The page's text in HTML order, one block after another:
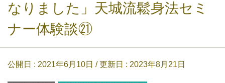
なりました」天城流鬆身法セミ
ナー体験談㉑
公開日 : 2021年6月10日 / 更新日 : 2023年8月21日